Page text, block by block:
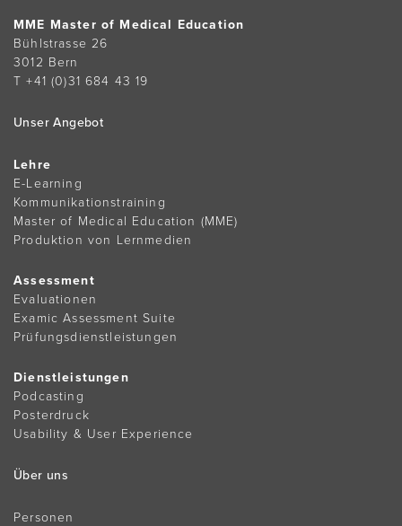
MME Master of Medical Education
Bühlstrasse 26
3012 Bern
T +41 (0)31 684 43 19
Unser Angebot
Lehre
E-Learning
Kommunikationstraining
Master of Medical Education (MME)
Produktion von Lernmedien
Assessment
Evaluationen
Examic Assessment Suite
Prüfungsdienstleistungen
Dienstleistungen
Podcasting
Posterdruck
Usability & User Experience
Über uns
Personen